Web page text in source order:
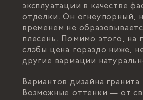
эксплуатации в качестве
отделки. Он огнеупорный,
временем не
плесень. Помимо этого, на
слэбы цена гораздо ниже,
другие вариации
Вариантов дизайна
Возможные оттенки — от